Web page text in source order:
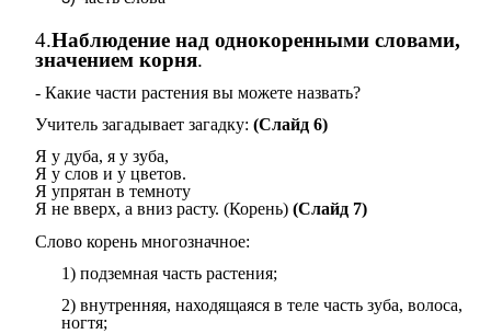
4.Наблюдение над однокоренными словами,
значением корня.
- Какие части растения вы можете назвать?
Учитель загадывает загадку: (Слайд 6)
Я у дуба, я у зуба,
Я у слов и у цветов.
Я упрятан в темноту
Я не вверх, а вниз расту. (Корень) (Слайд 7)
Слово корень многозначное:
1) подземная часть растения;
2) внутренняя, находящаяся в теле часть зуба, волоса,
ногтя;